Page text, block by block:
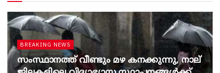
BREAKING NEWS
സംസ്ഥാനത്ത് വീണ്ടും മഴ കനക്കുന്നു, നാല്